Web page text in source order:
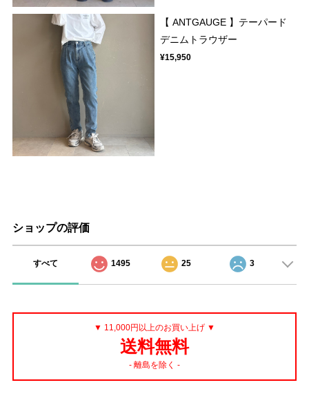
【 ANTGAUGE 】テーパード
デニムトラウザー
¥15,950
ショップの評価
すべて 1495 25 3
▼ 11,000円以上のお買い上げ ▼
送料無料
- 離島を除く -